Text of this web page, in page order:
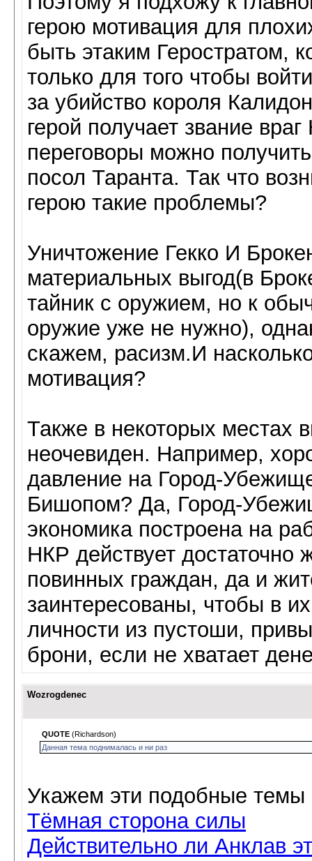
герою мотивация для
быть этаким Геростратом,
только для того чтобы
за убийство короля
герой получает звание
переговоры можно
посол Таранта. Так что
герою такие проблемы?
Уничтожение Гекко И
материальных выгод(в
тайник с оружием, но к
оружие уже не нужно),
скажем, расизм.И
мотивация?
Также в некоторых
неочевиден. Например,
давление на Город-
Бишопом? Да, Город-
экономика построена на
НКР действует достаточно
повинных граждан, да и
заинтересованы, чтобы в
личности из пустоши,
брони, если не хватает
Wozrogdenec
QUOTE (Richardson)
Данная тема поднималась и ни раз
Укажем эти подобные темы
Тёмная сторона силы
Действительно ли Анклав